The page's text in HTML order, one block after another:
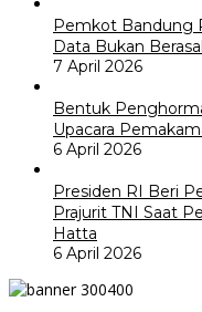
Pemkot Bandung
Data Bukan
7 April 2026
Bentuk
Upacara
6 April 2026
Presiden RI Beri
Prajurit TNI Saat
Hatta
6 April 2026